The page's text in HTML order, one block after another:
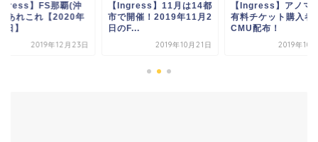
】FS那覇(沖
あれこれ【2020年
日】
2019年12月23日
【Ingress】11月は14都
市で開催！2019年11月2
日のF...
2019年10月21日
【Ingress】アノマ
有料チケット購入者
CMU配布！
2019年10